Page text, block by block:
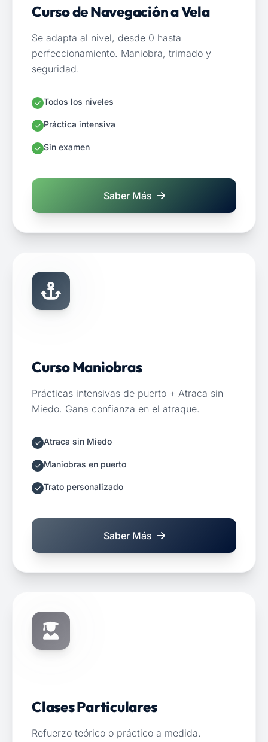
Curso de Navegación a Vela
Se adapta al nivel, desde 0 hasta
perfeccionamiento. Maniobra, trimado y
seguridad.
Todos los niveles
Práctica intensiva
Sin examen
Saber Más
sobre Curso de Navegación
Curso Maniobras
Prácticas intensivas de puerto + Atraca sin
Miedo. Gana confianza en el atraque.
Atraca sin Miedo
Maniobras en puerto
Trato personalizado
Saber Más
sobre Curso Maniobras
Clases Particulares
Refuerzo teórico o práctico a medida.